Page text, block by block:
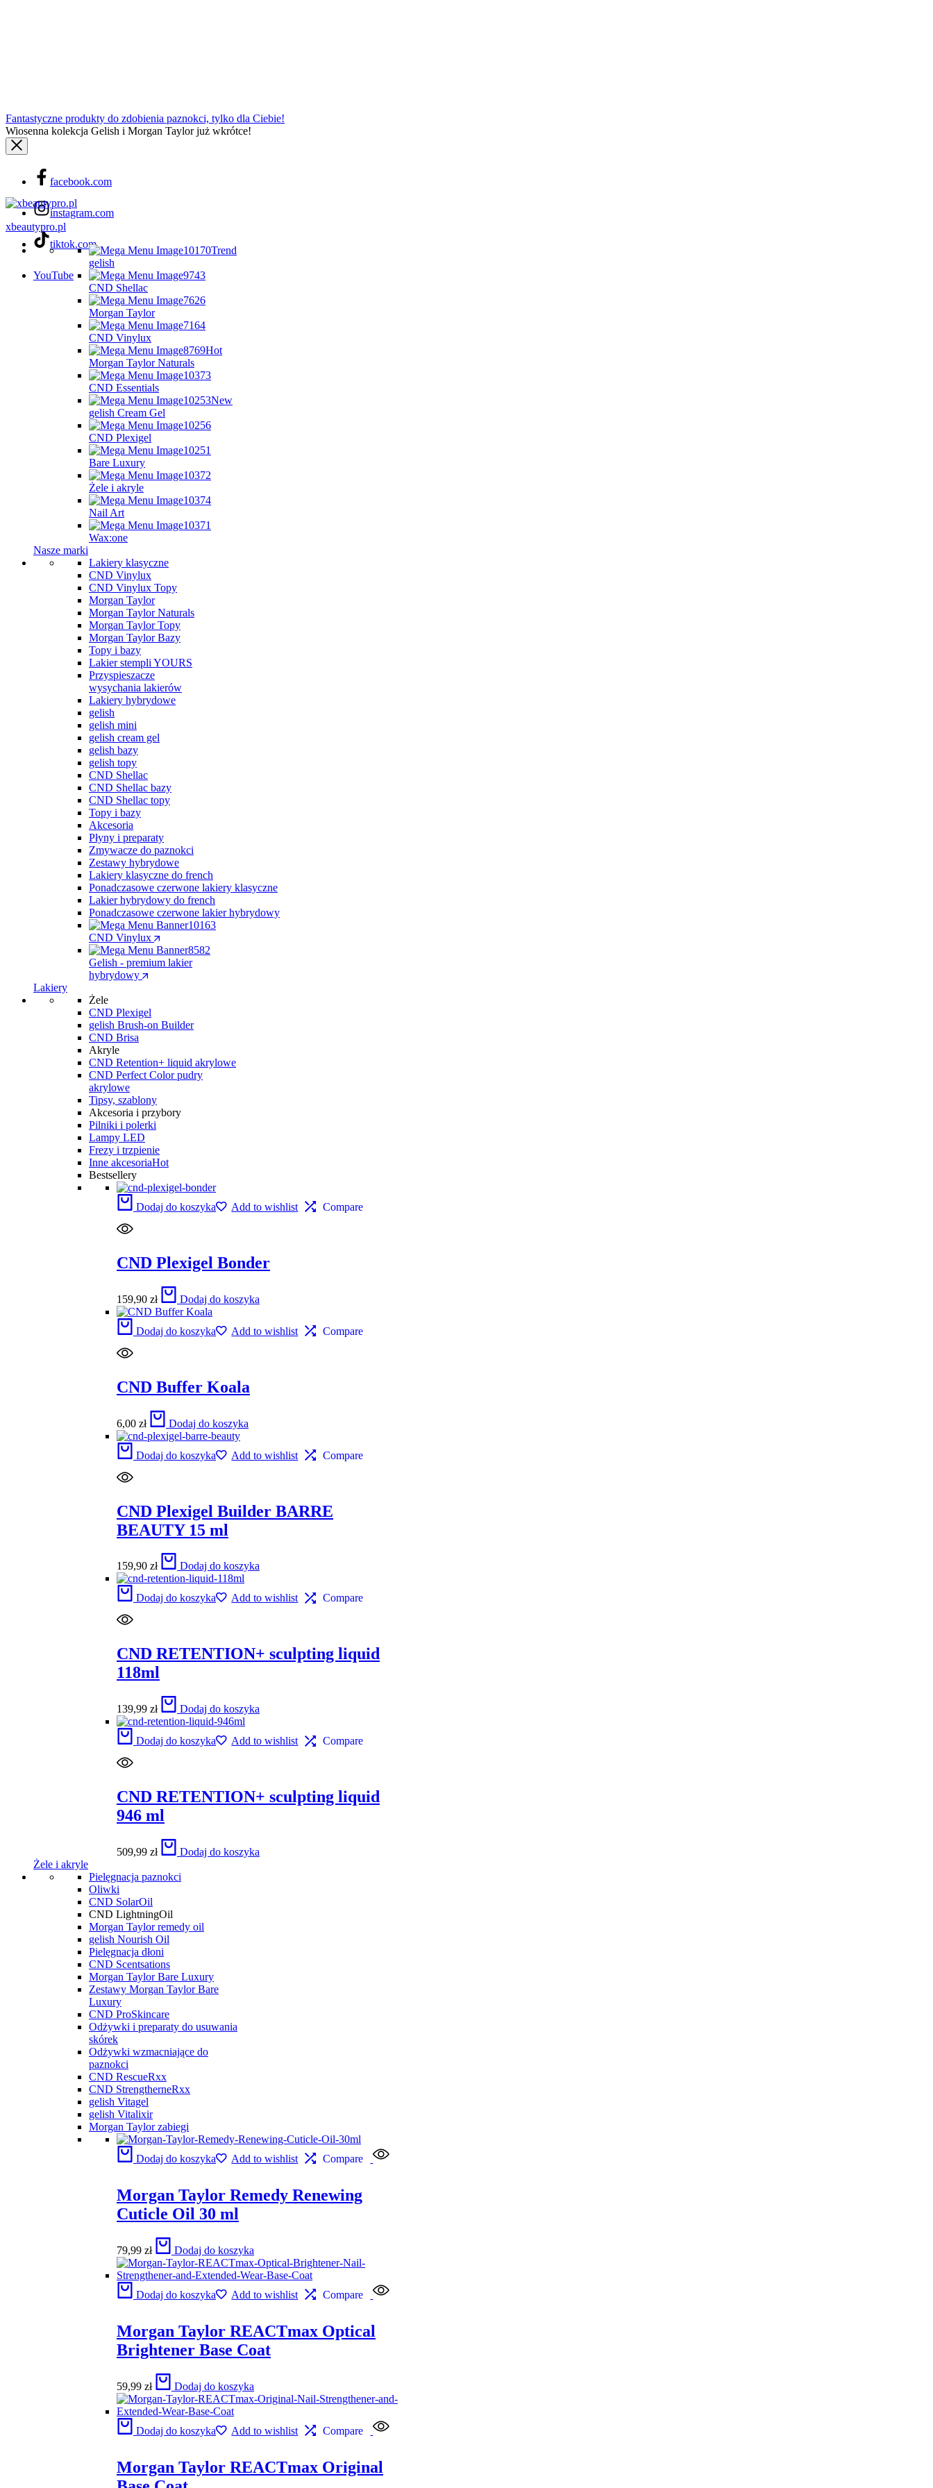
Fantastyczne produkty do zdobienia paznokci, tylko dla Ciebie!
Wiosenna kolekcja Gelish i Morgan Taylor już wkrótce!
facebook.com
instagram.com
tiktok.com
YouTube
xbeautypro.pl
Trend
gelish
CND Shellac
Morgan Taylor
CND Vinylux
Hot
Morgan Taylor Naturals
CND Essentials
New
gelish Cream Gel
CND Plexigel
Bare Luxury
Żele i akryle
Nail Art
Wax:one
Nasze marki
Lakiery klasyczne
CND Vinylux
CND Vinylux Topy
Morgan Taylor
Morgan Taylor Naturals
Morgan Taylor Topy
Morgan Taylor Bazy
Topy i bazy
Lakier stempli YOURS
Przyspieszacze
wysychania lakierów
Lakiery hybrydowe
gelish
gelish mini
gelish cream gel
gelish bazy
gelish topy
CND Shellac
CND Shellac bazy
CND Shellac topy
Topy i bazy
Akcesoria
Płyny i preparaty
Zmywacze do paznokci
Zestawy hybrydowe
Lakiery klasyczne do french
Ponadczasowe czerwone lakiery klasyczne
Lakier hybrydowy do french
Ponadczasowe czerwone lakier hybrydowy
CND Vinylux
Gelish - premium lakier
hybrydowy
Lakiery
Żele
CND Plexigel
gelish Brush-on Builder
CND Brisa
Akryle
CND Retention+ liquid akrylowe
CND Perfect Color pudry
akrylowe
Tipsy, szablony
Akcesoria i przybory
Pilniki i polerki
Lampy LED
Frezy i trzpienie
Inne akcesoriaHot
Bestsellery
Dodaj do koszyka Add to wishlist Compare
CND Plexigel Bonder
159,90 zł Dodaj do koszyka
Dodaj do koszyka Add to wishlist Compare
CND Buffer Koala
6,00 zł Dodaj do koszyka
Dodaj do koszyka Add to wishlist Compare
CND Plexigel Builder BARRE
BEAUTY 15 ml
159,90 zł Dodaj do koszyka
Dodaj do koszyka Add to wishlist Compare
CND RETENTION+ sculpting liquid
118ml
139,99 zł Dodaj do koszyka
Dodaj do koszyka Add to wishlist Compare
CND RETENTION+ sculpting liquid
946 ml
509,99 zł
Dodaj do koszyka
Żele i akryle
Pielęgnacja paznokci
Oliwki
CND SolarOil
CND LightningOil
Morgan Taylor remedy oil
gelish Nourish Oil
Pielęgnacja dłoni
CND Scentsations
Morgan Taylor Bare Luxury
Zestawy Morgan Taylor Bare
Luxury
CND ProSkincare
Odżywki i preparaty do usuwania
skórek
Odżywki wzmacniające do
paznokci
CND RescueRxx
CND StrengtherneRxx
gelish Vitagel
gelish Vitalixir
Morgan Taylor zabiegi
Dodaj do koszyka Add to wishlist Compare
Morgan Taylor Remedy Renewing
Cuticle Oil 30 ml
79,99 zł Dodaj do koszyka
Dodaj do koszyka Add to wishlist Compare
Morgan Taylor REACTmax Optical
Brightener Base Coat
59,99 zł Dodaj do koszyka
Dodaj do koszyka Add to wishlist Compare
Morgan Taylor REACTmax Original